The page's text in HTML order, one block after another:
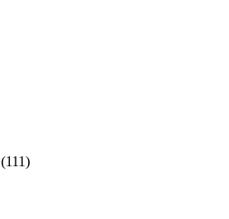
(111)